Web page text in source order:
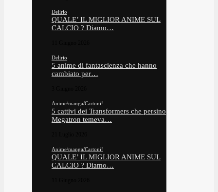
Delirio
QUALE’ IL MIGLIOR ANIME SUL
CALCIO ? Diamo…
Delirio
5 anime di fantascienza che hanno
cambiato per…
Anime/manga/Cartoni!
5 cattivi dei Transformers che persino
Megatron temeva…
Anime/manga/Cartoni!
QUALE’ IL MIGLIOR ANIME SUL
CALCIO ? Diamo…